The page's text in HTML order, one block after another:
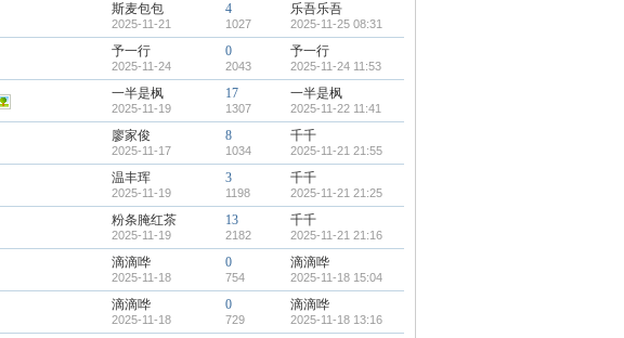
斯麦包包
2025-11-21
4
1027
乐吾乐吾
2025-11-25 08:31
予一行
2025-11-24
0
2043
予一行
2025-11-24 11:53
一半是枫
2025-11-19
17
1307
一半是枫
2025-11-22 11:41
廖家俊
2025-11-17
8
1034
千千
2025-11-21 21:55
温丰珲
2025-11-19
3
1198
千千
2025-11-21 21:25
粉条腌红茶
2025-11-19
13
2182
千千
2025-11-21 21:16
滴滴哗
2025-11-18
0
754
滴滴哗
2025-11-18 15:04
滴滴哗
2025-11-18
0
729
滴滴哗
2025-11-18 13:16